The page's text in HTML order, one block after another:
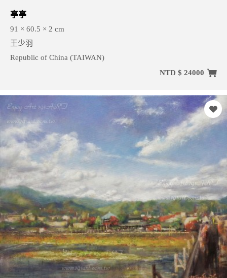
亭亭
91 × 60.5 × 2 cm
王少羽
Republic of China (TAIWAN)
NTD $ 24000